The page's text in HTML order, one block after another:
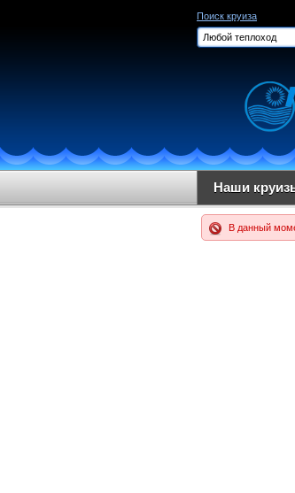
Поиск круиза
Любой теплоход
Наши
В данный